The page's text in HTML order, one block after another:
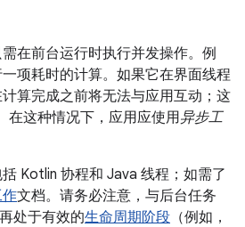
在前台运行时执行并发操作。例
项耗时的计算。如果它在界面线程
算完成之前将无法与应用互动；这
在这种情况下，应用应使用异步工
Kotlin 协程和 Java 线程；如需了
文档。请务必注意，与后台任务
处于有效的生命周期阶段 （例如，